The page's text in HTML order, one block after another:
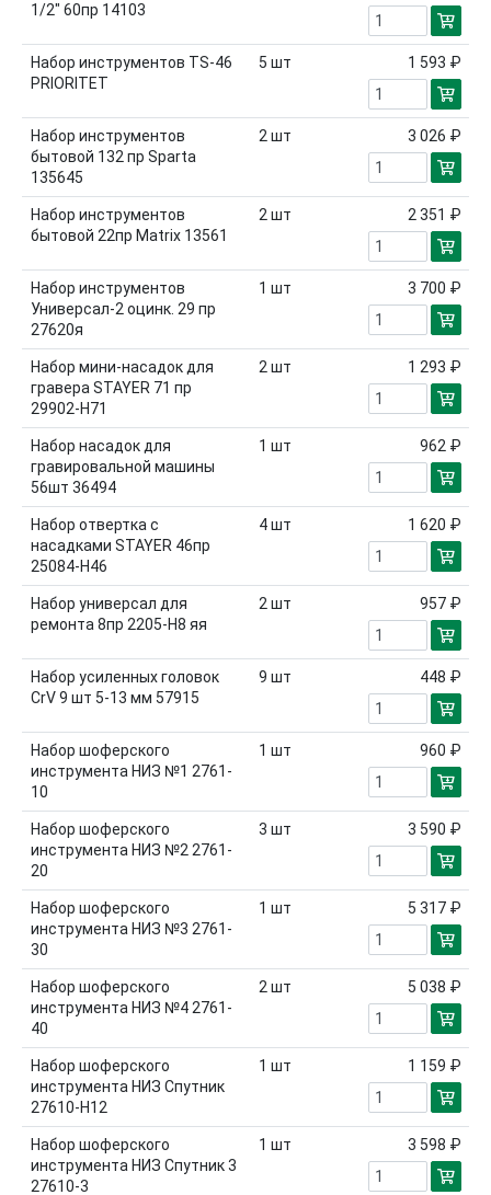
1/2" 60пр 14103
Набор инструментов TS-46
PRIORITET
5 шт 1 593 ₽
Набор инструментов
бытовой 132 пр Sparta
135645
2шт 3 026 ₽
Набор инструментов
бытовой 22пр Matrix 13561
2шт 2 351 ₽
Набор инструментов
Универсал-2 оцинк. 29 пр
27620я
1 шт 3 700 ₽
Набор мини-насадок для
гравера STAYER 71 пр
29902-H71
2шт 1 293 ₽
Набор насадок для
гравировальной машины
56шт 36494
1 шт 962 ₽
Набор отвертка с
насадками STAYER 46пр
25084-H46
4шт 1 620 ₽
Набор универсал для
ремонта 8пр 2205-Н8 яя
2шт 957 ₽
Набор усиленных головок
CrV 9 шт 5-13 мм 57915
9 шт 448 ₽
Набор шоферского
инструмента НИЗ №1 2761-
10
1 шт 960 ₽
Набор шоферского
инструмента НИЗ №2 2761-
20
3 шт 3 590 ₽
Набор шоферского
инструмента НИЗ №3 2761-
30
1 шт 5 317 ₽
Набор шоферского
инструмента НИЗ №4 2761-
40
2шт 5 038 ₽
Набор шоферского
инструмента НИЗ Спутник
27610-Н12
1 шт 1 159 ₽
Набор шоферского
инструмента НИЗ Спутник 3
27610-3
1 шт 3 598 ₽